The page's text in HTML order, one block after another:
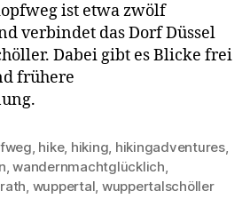
ist etwa zwölf
verbindet das Dorf Düssel
Dabei gibt es Blicke frei
frühere
, hike, hiking, hikingadventures,
,wandernmachtglücklich,
, wuppertal, wuppertalschöller